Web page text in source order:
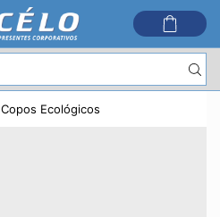
de
pesquisa
Copos Ecológicos